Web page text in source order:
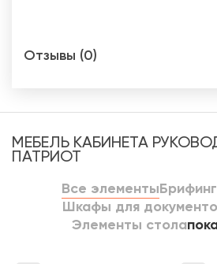
Отзывы (0)
МЕБЕЛЬ КАБИНЕТА
ПАТРИОТ
Все элементы
Шкафы для
Элементы стола